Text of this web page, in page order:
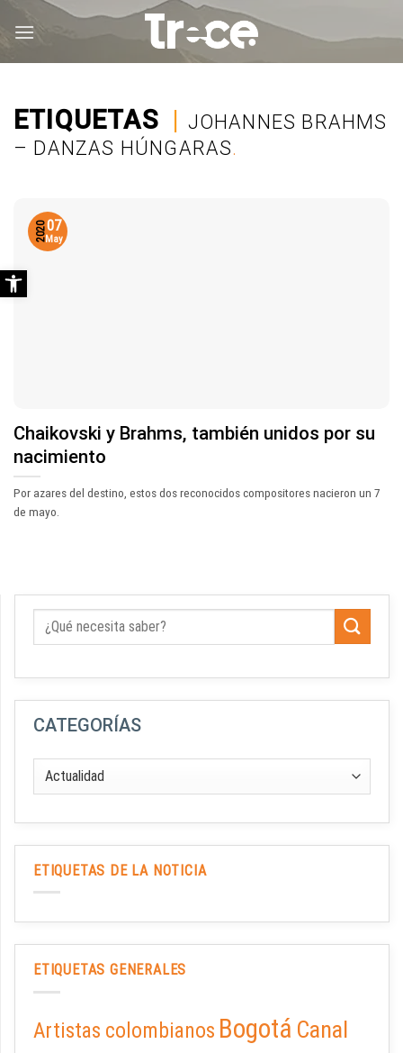
ETIQUETAS | JOHANNES BRAHMS
– DANZAS HÚNGARAS.
Chaikovski y Brahms, también unidos por su
nacimiento
Por azares del destino, estos dos reconocidos compositores nacieron un 7
de mayo.
07
May
2020
CATEGORÍAS
ETIQUETAS DE LA NOTICIA
ETIQUETAS GENERALES
Artistas colombianos Bogotá Canal
Abrir barra de herramientas